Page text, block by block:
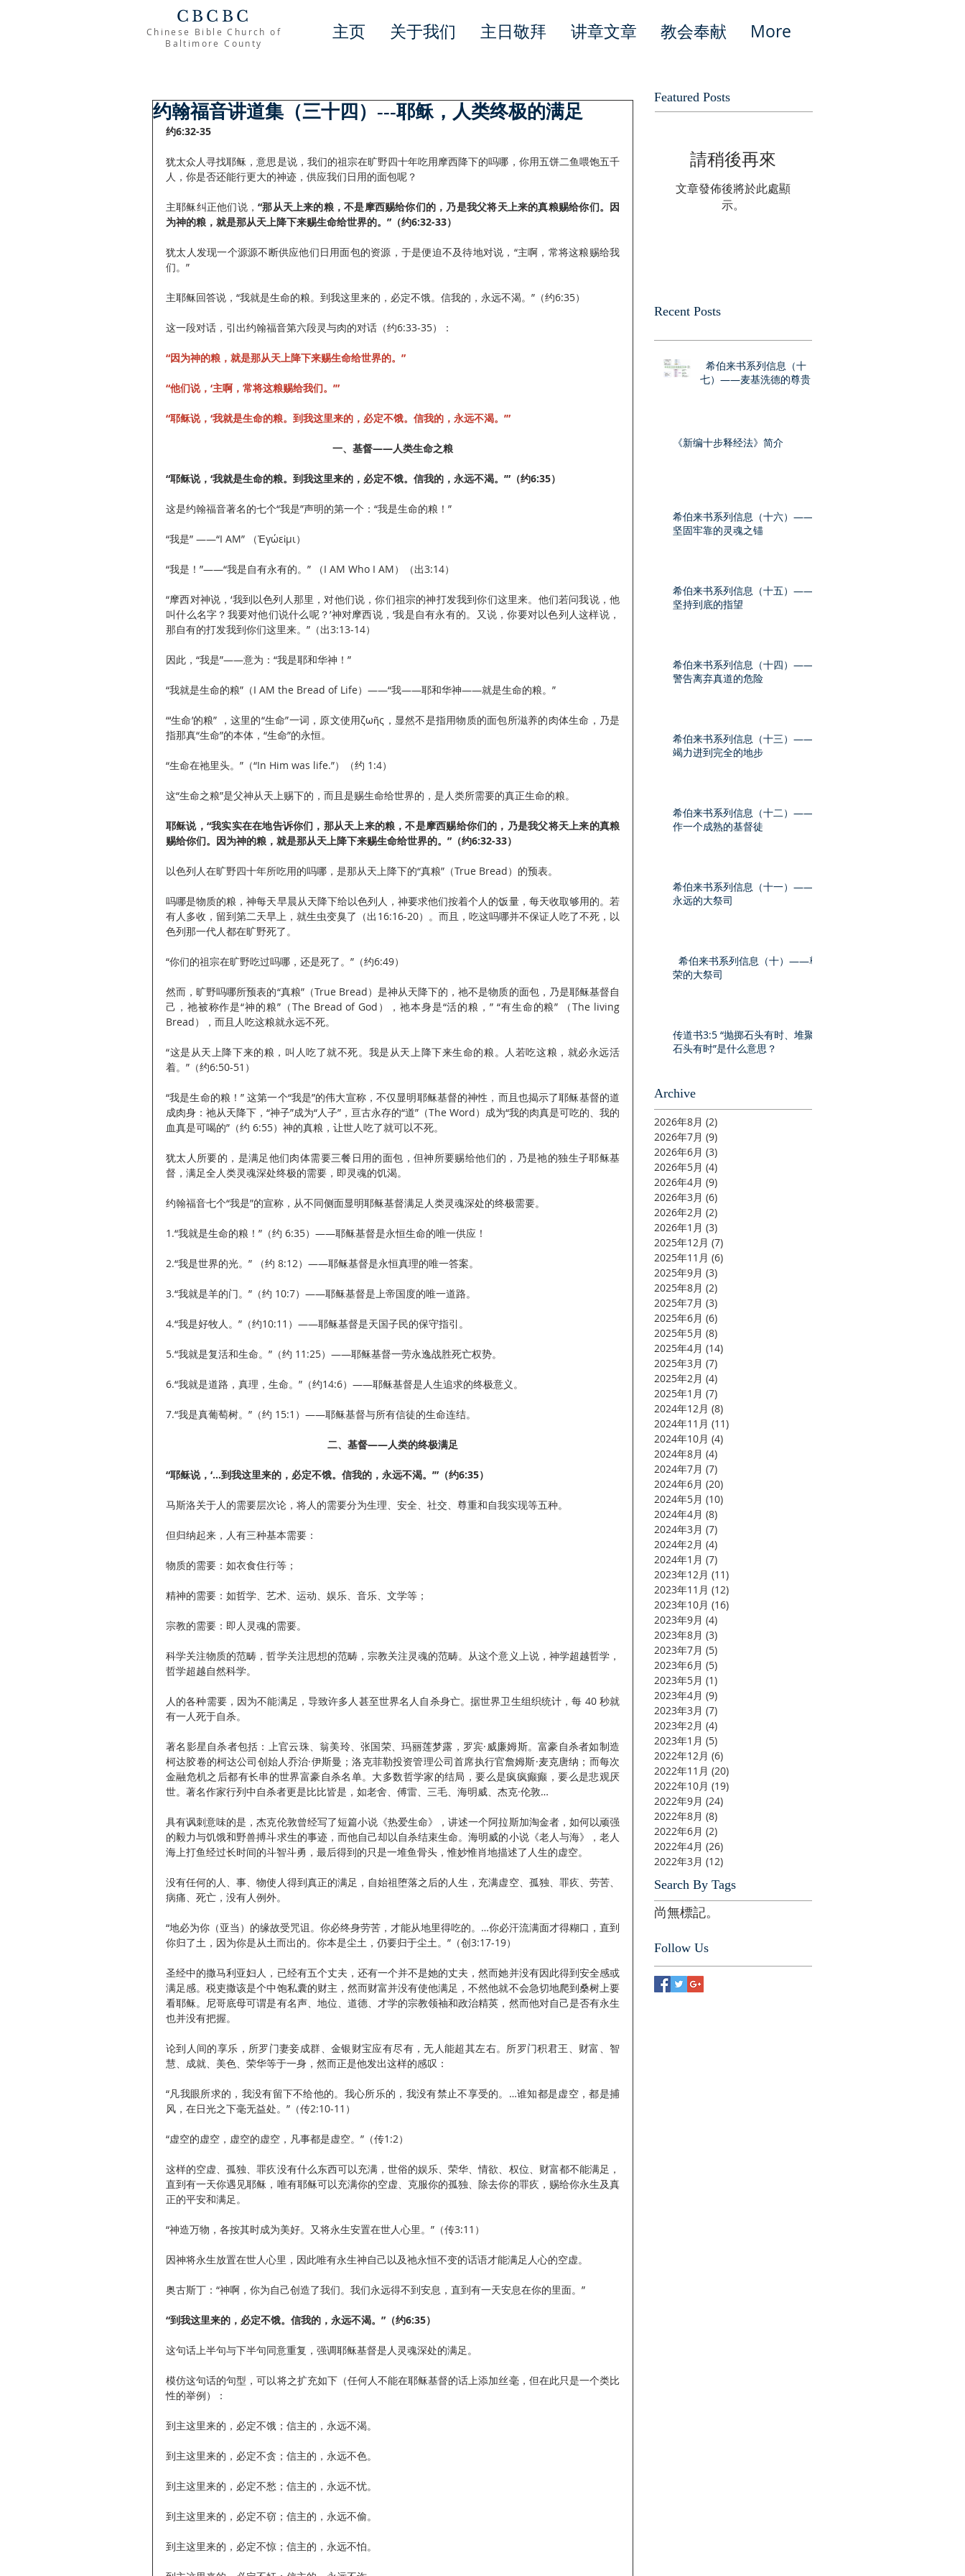
CBCBC
Chinese Bible Church of
Baltimore County
主页 关于我们 主日敬拜 讲章文章 教会奉献 More
约翰福音讲道集（三十四）---耶稣，人类终极的满足
约6:32-35
犹太众人寻找耶稣，意思是说，我们的祖宗在旷野四十年吃用摩西降下的吗哪，你用五饼二鱼喂饱五千
人，你是否还能行更大的神迹，供应我们日用的面包呢？
主耶稣纠正他们说，“那从天上来的粮，不是摩西赐给你们的，乃是我父将天上来的真粮赐给你们。因
为神的粮，就是那从天上降下来赐生命给世界的。”（约6:32-33）
犹太人发现一个源源不断供应他们日用面包的资源，于是便迫不及待地对说，“主啊，常将这粮赐给我
们。”
主耶稣回答说，“我就是生命的粮。到我这里来的，必定不饿。信我的，永远不渴。”（约6:35）
这一段对话，引出约翰福音第六段灵与肉的对话（约6:33-35）：
“因为神的粮，就是那从天上降下来赐生命给世界的。”
“他们说，‘主啊，常将这粮赐给我们。’”
“耶稣说，‘我就是生命的粮。到我这里来的，必定不饿。信我的，永远不渴。’”
一、基督——人类生命之粮
“耶稣说，‘我就是生命的粮。到我这里来的，必定不饿。信我的，永远不渴。’”（约6:35）
这是约翰福音著名的七个“我是”声明的第一个：“我是生命的粮！”
“我是” ——“I AM” （Ἐγώεἰμι）
“我是！”——“我是自有永有的。” （I AM Who I AM）（出3:14）
“摩西对神说，‘我到以色列人那里，对他们说，你们祖宗的神打发我到你们这里来。他们若问我说，他
叫什么名字？我要对他们说什么呢？’神对摩西说，‘我是自有永有的。又说，你要对以色列人这样说，
那自有的打发我到你们这里来。”（出3:13-14）
因此，“我是”——意为：“我是耶和华神！”
“我就是生命的粮”（I AM the Bread of Life）——“我——耶和华神——就是生命的粮。”
“‘生命’的粮” ，这里的“生命”一词，原文使用ζωῆς，显然不是指用物质的面包所滋养的肉体生命，乃是
指那真“生命”的本体，“生命”的永恒。
“生命在祂里头。”（“In Him was life.”）（约 1:4）
这“生命之粮”是父神从天上赐下的，而且是赐生命给世界的，是人类所需要的真正生命的粮。
耶稣说，“我实实在在地告诉你们，那从天上来的粮，不是摩西赐给你们的，乃是我父将天上来的真粮
赐给你们。因为神的粮，就是那从天上降下来赐生命给世界的。”（约6:32-33）
以色列人在旷野四十年所吃用的吗哪，是那从天上降下的“真粮”（True Bread）的预表。
吗哪是物质的粮，神每天早晨从天降下给以色列人，神要求他们按着个人的饭量，每天收取够用的。若
有人多收，留到第二天早上，就生虫变臭了（出16:16-20）。而且，吃这吗哪并不保证人吃了不死，以
色列那一代人都在旷野死了。
“你们的祖宗在旷野吃过吗哪，还是死了。”（约6:49）
然而，旷野吗哪所预表的“真粮”（True Bread）是神从天降下的，祂不是物质的面包，乃是耶稣基督自
己，祂被称作是“神的粮”（The Bread of God），祂本身是“活的粮，” “有生命的粮” （The living
Bread），而且人吃这粮就永远不死。
“这是从天上降下来的粮，叫人吃了就不死。我是从天上降下来生命的粮。人若吃这粮，就必永远活
着。”（约6:50-51）
“我是生命的粮！” 这第一个“我是”的伟大宣称，不仅显明耶稣基督的神性，而且也揭示了耶稣基督的道
成肉身：祂从天降下，“神子”成为“人子”，亘古永存的“道”（The Word）成为“我的肉真是可吃的、我的
血真是可喝的”（约 6:55）神的真粮，让世人吃了就可以不死。
犹太人所要的，是满足他们肉体需要三餐日用的面包，但神所要赐给他们的，乃是祂的独生子耶稣基
督，满足全人类灵魂深处终极的需要，即灵魂的饥渴。
约翰福音七个“我是”的宣称，从不同侧面显明耶稣基督满足人类灵魂深处的终极需要。
1.“我就是生命的粮！”（约 6:35）——耶稣基督是永恒生命的唯一供应！
2.“我是世界的光。” （约 8:12）——耶稣基督是永恒真理的唯一答案。
3.“我就是羊的门。”（约 10:7）——耶稣基督是上帝国度的唯一道路。
4.“我是好牧人。”（约10:11）——耶稣基督是天国子民的保守指引。
5.“我就是复活和生命。”（约 11:25）——耶稣基督一劳永逸战胜死亡权势。
6.“我就是道路，真理，生命。”（约14:6）——耶稣基督是人生追求的终极意义。
7.“我是真葡萄树。”（约 15:1）——耶稣基督与所有信徒的生命连结。
二、基督——人类的终极满足
“耶稣说，‘…到我这里来的，必定不饿。信我的，永远不渴。’”（约6:35）
马斯洛关于人的需要层次论，将人的需要分为生理、安全、社交、尊重和自我实现等五种。
但归纳起来，人有三种基本需要：
物质的需要：如衣食住行等；
精神的需要：如哲学、艺术、运动、娱乐、音乐、文学等；
宗教的需要：即人灵魂的需要。
科学关注物质的范畴，哲学关注思想的范畴，宗教关注灵魂的范畴。从这个意义上说，神学超越哲学，
哲学超越自然科学。
人的各种需要，因为不能满足，导致许多人甚至世界名人自杀身亡。据世界卫生组织统计，每 40 秒就
有一人死于自杀。
著名影星自杀者包括：上官云珠、翁美玲、张国荣、玛丽莲梦露，罗宾·威廉姆斯。富豪自杀者如制造
柯达胶卷的柯达公司创始人乔治·伊斯曼；洛克菲勒投资管理公司首席执行官詹姆斯·麦克唐纳；而每次
金融危机之后都有长串的世界富豪自杀名单。大多数哲学家的结局，要么是疯疯癫癫，要么是悲观厌
世。著名作家行列中自杀者更是比比皆是，如老舍、傅雷、三毛、海明威、杰克·伦敦…
具有讽刺意味的是，杰克伦敦曾经写了短篇小说《热爱生命》，讲述一个阿拉斯加淘金者，如何以顽强
的毅力与饥饿和野兽搏斗求生的事迹，而他自己却以自杀结束生命。海明威的小说《老人与海》，老人
海上打鱼经过长时间的斗智斗勇，最后得到的只是一堆鱼骨头，惟妙惟肖地描述了人生的虚空。
没有任何的人、事、物使人得到真正的满足，自始祖堕落之后的人生，充满虚空、孤独、罪疚、劳苦、
病痛、死亡，没有人例外。
“地必为你（亚当）的缘故受咒诅。你必终身劳苦，才能从地里得吃的。…你必汗流满面才得糊口，直到
你归了土，因为你是从土而出的。你本是尘土，仍要归于尘土。”（创3:17-19）
圣经中的撒马利亚妇人，已经有五个丈夫，还有一个并不是她的丈夫，然而她并没有因此得到安全感或
满足感。税吏撒该是个中饱私囊的财主，然而财富并没有使他满足，不然他就不会急切地爬到桑树上要
看耶稣。尼哥底母可谓是有名声、地位、道德、才学的宗教领袖和政治精英，然而他对自己是否有永生
也并没有把握。
论到人间的享乐，所罗门妻妾成群、金银财宝应有尽有，无人能超其左右。所罗门积君王、财富、智
慧、成就、美色、荣华等于一身，然而正是他发出这样的感叹：
“凡我眼所求的，我没有留下不给他的。我心所乐的，我没有禁止不享受的。…谁知都是虚空，都是捕
风，在日光之下毫无益处。”（传2:10-11）
“虚空的虚空，虚空的虚空，凡事都是虚空。”（传1:2）
这样的空虚、孤独、罪疚没有什么东西可以充满，世俗的娱乐、荣华、情欲、权位、财富都不能满足，
直到有一天你遇见耶稣，唯有耶稣可以充满你的空虚、克服你的孤独、除去你的罪疚，赐给你永生及真
正的平安和满足。
“神造万物，各按其时成为美好。又将永生安置在世人心里。”（传3:11）
因神将永生放置在世人心里，因此唯有永生神自己以及祂永恒不变的话语才能满足人心的空虚。
奥古斯丁：“神啊，你为自己创造了我们。我们永远得不到安息，直到有一天安息在你的里面。”
“到我这里来的，必定不饿。信我的，永远不渴。”（约6:35）
这句话上半句与下半句同意重复，强调耶稣基督是人灵魂深处的满足。
模仿这句话的句型，可以将之扩充如下（任何人不能在耶稣基督的话上添加丝毫，但在此只是一个类比
性的举例）：
到主这里来的，必定不饿；信主的，永远不渴。
到主这里来的，必定不贪；信主的，永远不色。
到主这里来的，必定不愁；信主的，永远不忧。
到主这里来的，必定不窃；信主的，永远不偷。
到主这里来的，必定不惊；信主的，永远不怕。
Featured Posts
請稍後再來
文章發佈後將於此處顯
示。
Recent Posts
希伯来书系列信息（十
七）——麦基洗德的尊贵
《新编十步释经法》简介
希伯来书系列信息（十六）——
坚固牢靠的灵魂之锚
希伯来书系列信息（十五）——
坚持到底的指望
希伯来书系列信息（十四）——
警告离弃真道的危险
希伯来书系列信息（十三）——
竭力进到完全的地步
希伯来书系列信息（十二）——
作一个成熟的基督徒
希伯来书系列信息（十一）——
永远的大祭司
希伯来书系列信息（十）——尊
荣的大祭司
传道书3:5 “抛掷石头有时、堆聚
石头有时”是什么意思？
Archive
2026年8月 (2)
2026年7月 (9)
2026年6月 (3)
2026年5月 (4)
2026年4月 (9)
2026年3月 (6)
2026年2月 (2)
2026年1月 (3)
2025年12月 (7)
2025年11月 (6)
2025年9月 (3)
2025年8月 (2)
2025年7月 (3)
2025年6月 (6)
2025年5月 (8)
2025年4月 (14)
2025年3月 (7)
2025年2月 (4)
2025年1月 (7)
2024年12月 (8)
2024年11月 (11)
2024年10月 (4)
2024年8月 (4)
2024年7月 (7)
2024年6月 (20)
2024年5月 (10)
2024年4月 (8)
2024年3月 (7)
2024年2月 (4)
2024年1月 (7)
2023年12月 (11)
2023年11月 (12)
2023年10月 (16)
2023年9月 (4)
2023年8月 (3)
2023年7月 (5)
2023年6月 (5)
2023年5月 (1)
2023年4月 (9)
2023年3月 (7)
2023年2月 (4)
2023年1月 (5)
2022年12月 (6)
2022年11月 (20)
2022年10月 (19)
2022年9月 (24)
2022年8月 (8)
2022年6月 (2)
2022年4月 (26)
2022年3月 (12)
Search By Tags
尚無標記。
Follow Us